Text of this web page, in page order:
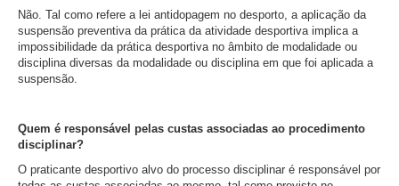
Não. Tal como refere a lei antidopagem no desporto, a aplicação da
suspensão preventiva da prática da atividade desportiva implica a
impossibilidade da prática desportiva no âmbito de modalidade ou
disciplina diversas da modalidade ou disciplina em que foi aplicada a
suspensão.
Quem é responsável pelas custas associadas ao procedimento
disciplinar?
O praticante desportivo alvo do processo disciplinar é responsável por